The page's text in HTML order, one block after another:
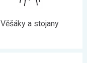
Věšáky a stojany